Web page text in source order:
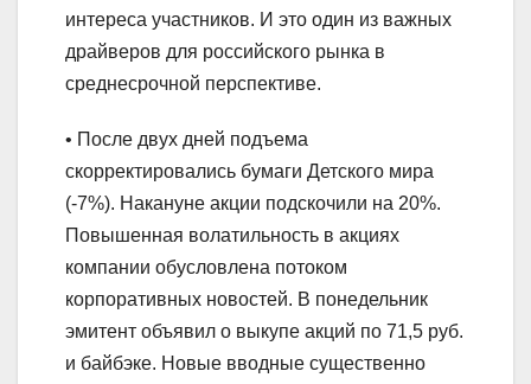
интереса участников. И это один из важных
драйверов для российского рынка в
среднесрочной перспективе.
• После двух дней подъема
скорректировались бумаги Детского мира
(-7%). Накануне акции подскочили на 20%.
Повышенная волатильность в акциях
компании обусловлена потоком
корпоративных новостей. В понедельник
эмитент объявил о выкупе акций по 71,5 руб.
и байбэке. Новые вводные существенно